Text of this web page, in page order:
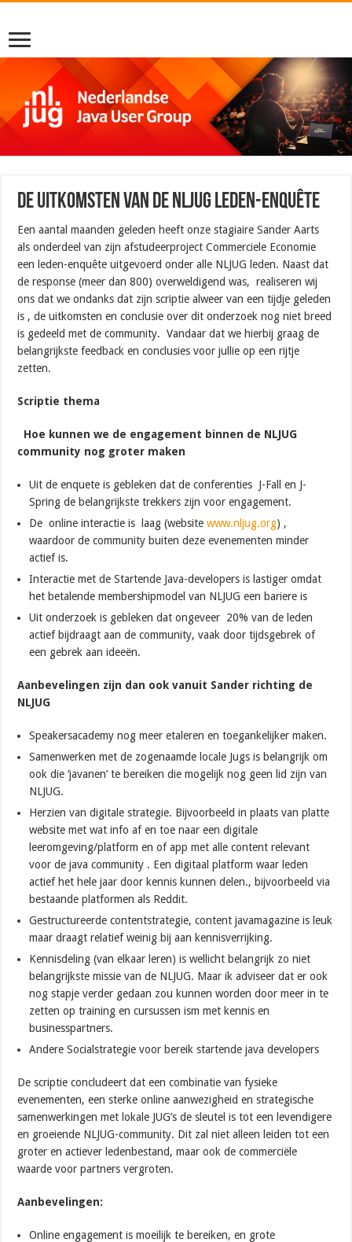
De uitkomsten van de NLJUG Leden-enquête
Een aantal maanden geleden heeft onze stagiaire Sander Aarts
als onderdeel van zijn afstudeerproject Commerciele Economie
een leden-enquête uitgevoerd onder alle NLJUG leden. Naast dat
de response (meer dan 800) overweldigend was, realiseren wij
ons dat we ondanks dat zijn scriptie alweer van een tijdje geleden
is , de uitkomsten en conclusie over dit onderzoek nog niet breed
is gedeeld met de community. Vandaar dat we hierbij graag de
belangrijkste feedback en conclusies voor jullie op een rijtje
zetten.
Scriptie thema
Hoe kunnen we de engagement binnen de NLJUG
community nog groter maken
Uit de enquete is gebleken dat de conferenties J-Fall en J-
Spring de belangrijkste trekkers zijn voor engagement.
De online interactie is laag (websitewww.nljug.org) ,
waardoor de community buiten deze evenementen minder
actief is.
Interactie met de Startende Java-developers is lastiger omdat
het betalende membershipmodel van NLJUG een bariere is
Uit onderzoek is gebleken dat ongeveer 20% van de leden
actief bijdraagt aan de community, vaak door tijdsgebrek of
een gebrek aan ideeën.
Aanbevelingen zijn dan ook vanuit Sander richting de
NLJUG
Speakersacademy nog meer etaleren en toegankelijker maken.
Samenwerken met de zogenaamde locale Jugs is belangrijk om
ook die ‘javanen’ te bereiken die mogelijk nog geen lid zijn van
NLJUG.
Herzien van digitale strategie. Bijvoorbeeld in plaats van platte
website met wat info af en toe naar een digitale
leeromgeving/platform en of app met alle content relevant
voor de java community . Een digitaal platform waar leden
actief het hele jaar door kennis kunnen delen., bijvoorbeeld via
bestaande platformen als Reddit.
Gestructureerde contentstrategie, content javamagazine is leuk
maar draagt relatief weinig bij aan kennisverrijking.
Kennisdeling (van elkaar leren) is wellicht belangrijk zo niet
belangrijkste missie van de NLJUG. Maar ik adviseer dat er ook
nog stapje verder gedaan zou kunnen worden door meer in te
zetten op training en cursussen ism met kennis en
businesspartners.
Andere Socialstrategie voor bereik startende java developers
De scriptie concludeert dat een combinatie van fysieke
evenementen, een sterke online aanwezigheid en strategische
samenwerkingen met lokale JUG’s de sleutel is tot een levendigere
en groeiende NLJUG-community. Dit zal niet alleen leiden tot een
groter en actiever ledenbestand, maar ook de commerciële
waarde voor partners vergroten.
Aanbevelingen:
Online engagement is moeilijk te bereiken, en grote